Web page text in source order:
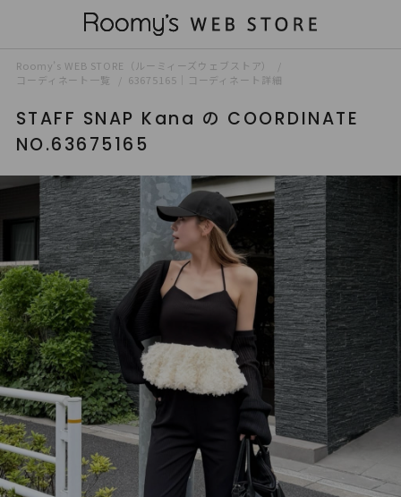
Roomy’s WEB STORE（ルーミィーズウェブストア）
コーディネート一覧
63675165｜コーディネート詳細
STAFF SNAP Kana の COORDINATE
NO.63675165